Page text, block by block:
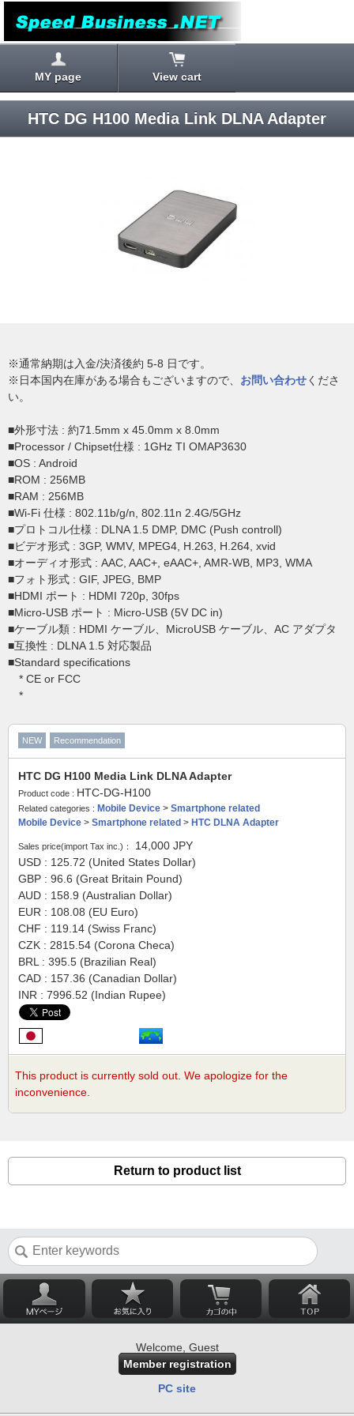
MY page View cart
HTC DG H100 Media Link DLNA Adapter
※通常納期は入金/決済後約 5-8 日です。
※日本国内在庫がある場合もございますので、 お問い合わせくださ
い。
■外形寸法 : 約71.5mm x 45.0mm x 8.0mm
■Processor / Chipset仕様 : 1GHz TI OMAP3630
■OS : Android
■ROM : 256MB
■RAM : 256MB
■Wi-Fi 仕様 : 802.11b/g/n, 802.11n 2.4G/5GHz
■プロトコル仕様 : DLNA 1.5 DMP, DMC (Push controll)
■ビデオ形式 : 3GP, WMV, MPEG4, H.263, H.264, xvid
■オーディオ形式 : AAC, AAC+, eAAC+, AMR-WB, MP3, WMA
■フォト形式 : GIF, JPEG, BMP
■HDMI ポート : HDMI 720p, 30fps
■Micro-USB ポート : Micro-USB (5V DC in)
■ケーブル類 : HDMI ケーブル、MicroUSB ケーブル、AC アダプタ
■互換性 : DLNA 1.5 対応製品
■Standard specifications
* CE or FCC
*
NEW Recommendation
HTC DG H100 Media Link DLNA Adapter
Product code : HTC-DG-H100
Related categories : Mobile Device > Smartphone related
Mobile Device > Smartphone related > HTC DLNA Adapter
Sales price(import Tax inc.)： 14,000 JPY
USD : 125.72 (United States Dollar)
GBP : 96.6 (Great Britain Pound)
AUD : 158.9 (Australian Dollar)
EUR : 108.08 (EU Euro)
CHF : 119.14 (Swiss Franc)
CZK : 2815.54 (Corona Checa)
BRL : 395.5 (Brazilian Real)
CAD : 157.36 (Canadian Dollar)
INR : 7996.52 (Indian Rupee)
This product is currently sold out. We apologize for the
inconvenience.
Return to product list
Welcome, Guest
Member registration
PC site